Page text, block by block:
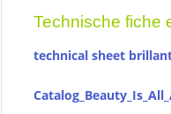
Technische fiche
technical sheet